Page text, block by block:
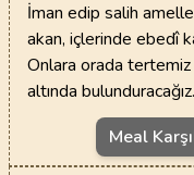
İman edip salih
akan, içlerinde ebedî
Onlara orada tertemiz
altında bulunduracağız.
Meal